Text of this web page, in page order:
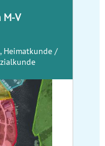
V
Heimatkunde /